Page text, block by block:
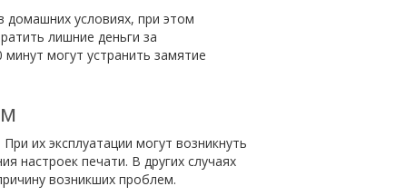
домашних условиях, при этом
лишние деньги за
могут устранить замятие
их эксплуатации могут возникнуть
настроек печати. В других случаях
возникших проблем.